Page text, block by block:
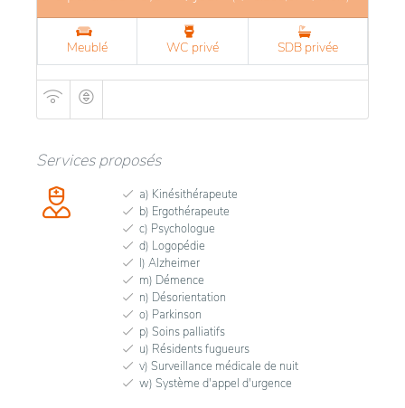
Meublé WC privé SDB privée
Services proposés
a) Kinésithérapeute
b) Ergothérapeute
c) Psychologue
d) Logopédie
l) Alzheimer
m) Démence
n) Désorientation
o) Parkinson
p) Soins palliatifs
u) Résidents fugueurs
v) Surveillance médicale de nuit
w) Système d'appel d'urgence